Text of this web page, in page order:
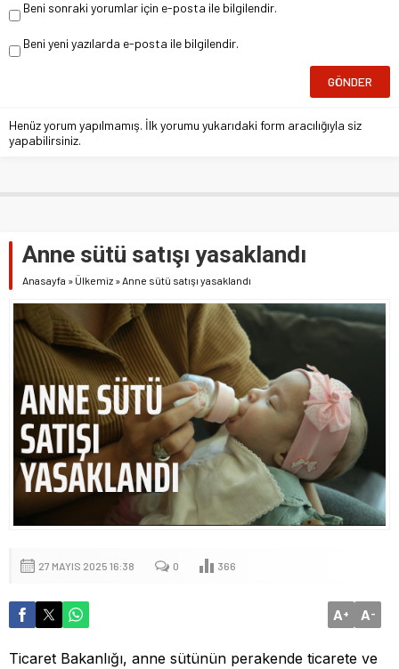
Beni sonraki yorumlar için e-posta ile bilgilendir.
Beni yeni yazılarda e-posta ile bilgilendir.
Henüz yorum yapılmamış. İlk yorumu yukarıdaki form aracılığıyla siz
yapabilirsiniz.
Anne sütü satışı yasaklandı
Anasayfa » Ülkemiz » Anne sütü satışı yasaklandı
27 MAYIS 2025 16:38 0 366
A+ A-
Ticaret Bakanlığı, anne sütünün perakende ticarete ve